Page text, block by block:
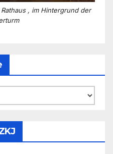
, im Hintergrund der